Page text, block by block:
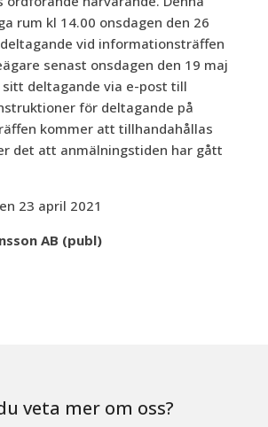
rum kl 14.00 onsdagen den 26
vid informationsträffen
senast onsdagen den 19 maj
sitt deltagande via e-post till
för deltagande på
kommer att tillhandahållas
det att anmälningstiden har gått
23 april 2021
AB (publ)
veta mer om oss?